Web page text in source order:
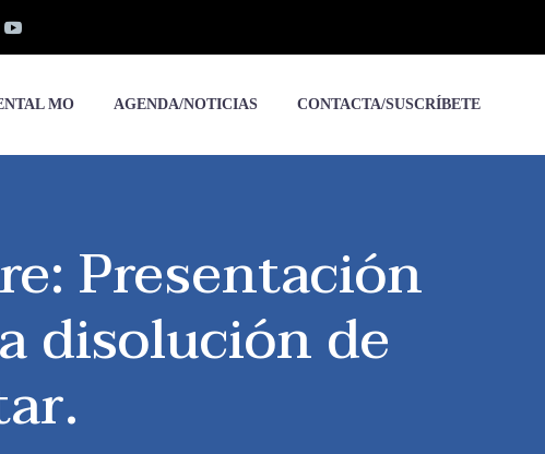
MO AGENDA/NOTICIAS CONTACTA/SUSCRÍBETE
Presentación
disolución de